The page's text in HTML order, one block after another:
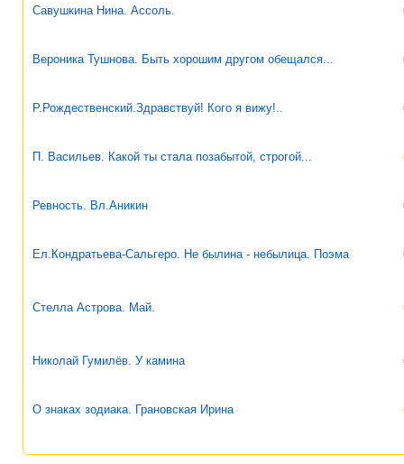
Савушкина Нина. Ассоль.
Вероника Тушнова. Быть хорошим другом обещался...
Р.Рождественский.Здравствуй! Кого я вижу!..
П. Васильев. Какой ты стала позабытой, строгой...
Ревность. Вл.Аникин
Ел.Кондратьева-Сальгеро. Не былина - небылица. Поэма
Стелла Астрова. Май.
Николай Гумилёв. У камина
О знаках зодиака. Грановская Ирина